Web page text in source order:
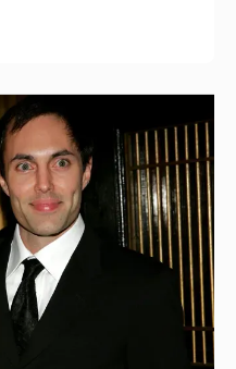
Джоли
развода с